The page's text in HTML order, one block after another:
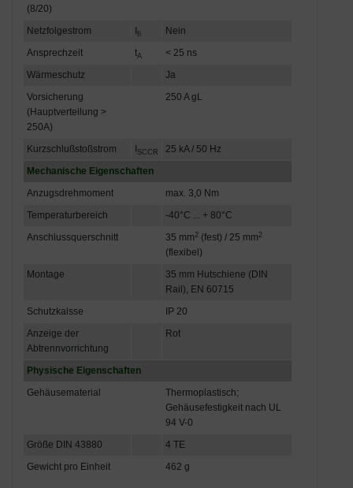
(8/20)
Netzfolgestrom fi
Nein
Ansprechzeit
tA
< 25 ns
Wärmeschutz
Ja
Vorsicherung
(Hauptverteilung >
250A)
250 A gL
Kurzschlußstoßstrom SCCR
25 kA / 50 Hz
Mechanische Eigenschaften
Anzugsdrehmoment
max. 3,0 Nm
Temperaturbereich
-40°C ... + 80°C
Anschlussquerschnitt
35 mm 2(fest) / 25 mm 2
(flexibel)
Montage
35 mm Hutschiene (DIN
Rail), EN 60715
Schutzkalsse
IP 20
Anzeige der
Abtrennvorrichtung
Rot
Physische Eigenschaften
Gehäusematerial
Thermoplastisch;
Gehäusefestigkeit nach UL
94 V-0
Größe DIN 43880
4 TE
Gewicht pro Einheit
462 g